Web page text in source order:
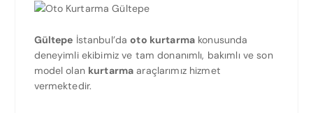
Gültepe İstanbul’daoto kurtarma konusunda
deneyimli ekibimiz ve tam donanımlı, bakımlı ve son
model olan kurtarma araçlarımız hizmet
vermektedir.